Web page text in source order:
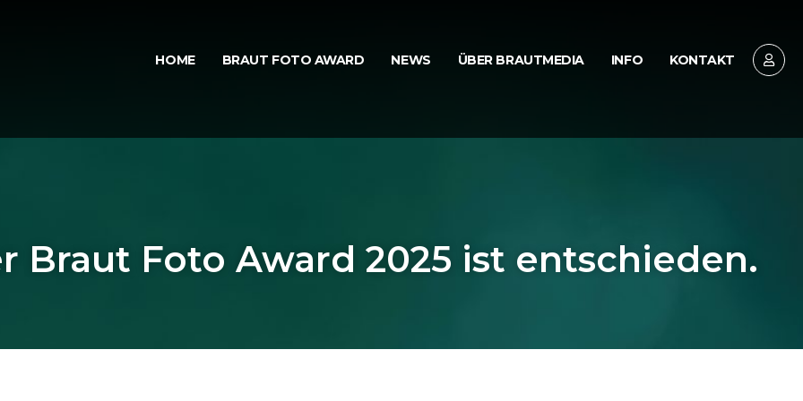
HOME BRAUT FOTO AWARD NEWS ÜBER BRAUTMEDIA INFO KONTAKT
Braut Foto Award 2025 ist entschieden.